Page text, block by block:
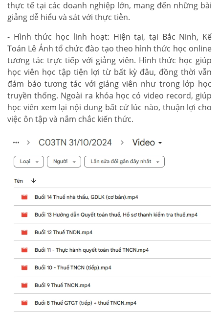
thực tế tại các doanh nghiệp lớn, mang đến những bài
giảng dễ hiểu và sát với thực tiễn.
- Hình thức học linh hoạt: Hiện tại, tại Bắc Ninh, Kế
Toán Lê Ánh tổ chức đào tạo theo hình thức học online
tương tác trực tiếp với giảng viên. Hình thức học giúp
học viên học tập tiện lợi từ bất kỳ đâu, đồng thời vẫn
đảm bảo tương tác với giảng viên như trong lớp học
truyền thống. Ngoài ra khóa học có video record, giúp
học viên xem lại nội dung bất cứ lúc nào, thuận lợi cho
việc ôn tập và nắm chắc kiến thức.